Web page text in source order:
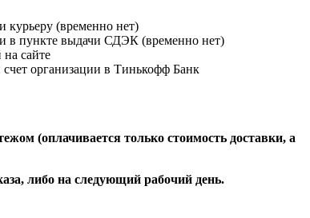
курьеру (временно нет)
в пункте выдачи СДЭК (временно нет)
сайте
организации в Тинькофф Банк
(оплачивается только стоимость доставки, а
либо на следующий рабочий день.